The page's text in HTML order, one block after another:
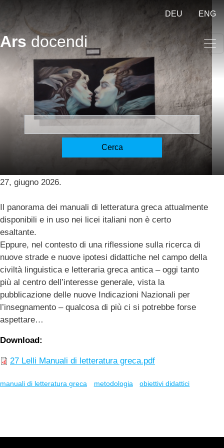
Cerca
DEU ENG
Ars docendi
Mηδὲν ἄγαν [Lelli]
Lelli, Emanuele
30.06.2026
Lelli, Emanuele (2026). Mηδὲν ἄγαν. Una riflessione
sui manuali di greco per il triennio liceale. Ars docendi,
27, giugno 2026.
Il panorama dei manuali di letteratura greca attualmente
disponibili e in uso nei licei italiani non è certo
esaltante.
Eppure, nel contesto di una riflessione sulla ricerca di
nuove strade e nuove ipotesi didattiche nel campo della
civiltà linguistica e letteraria greca antica – oggi tanto
più al centro dell’interesse generale, vista la
pubblicazione delle nuove Indicazioni Nazionali per
l’insegnamento – qualcosa di più ci si potrebbe forse
aspettare…
Download
27 Lelli Manuali di letteratura greca.pdf
manuali di letteratura greca metodologia obiettivi didattici